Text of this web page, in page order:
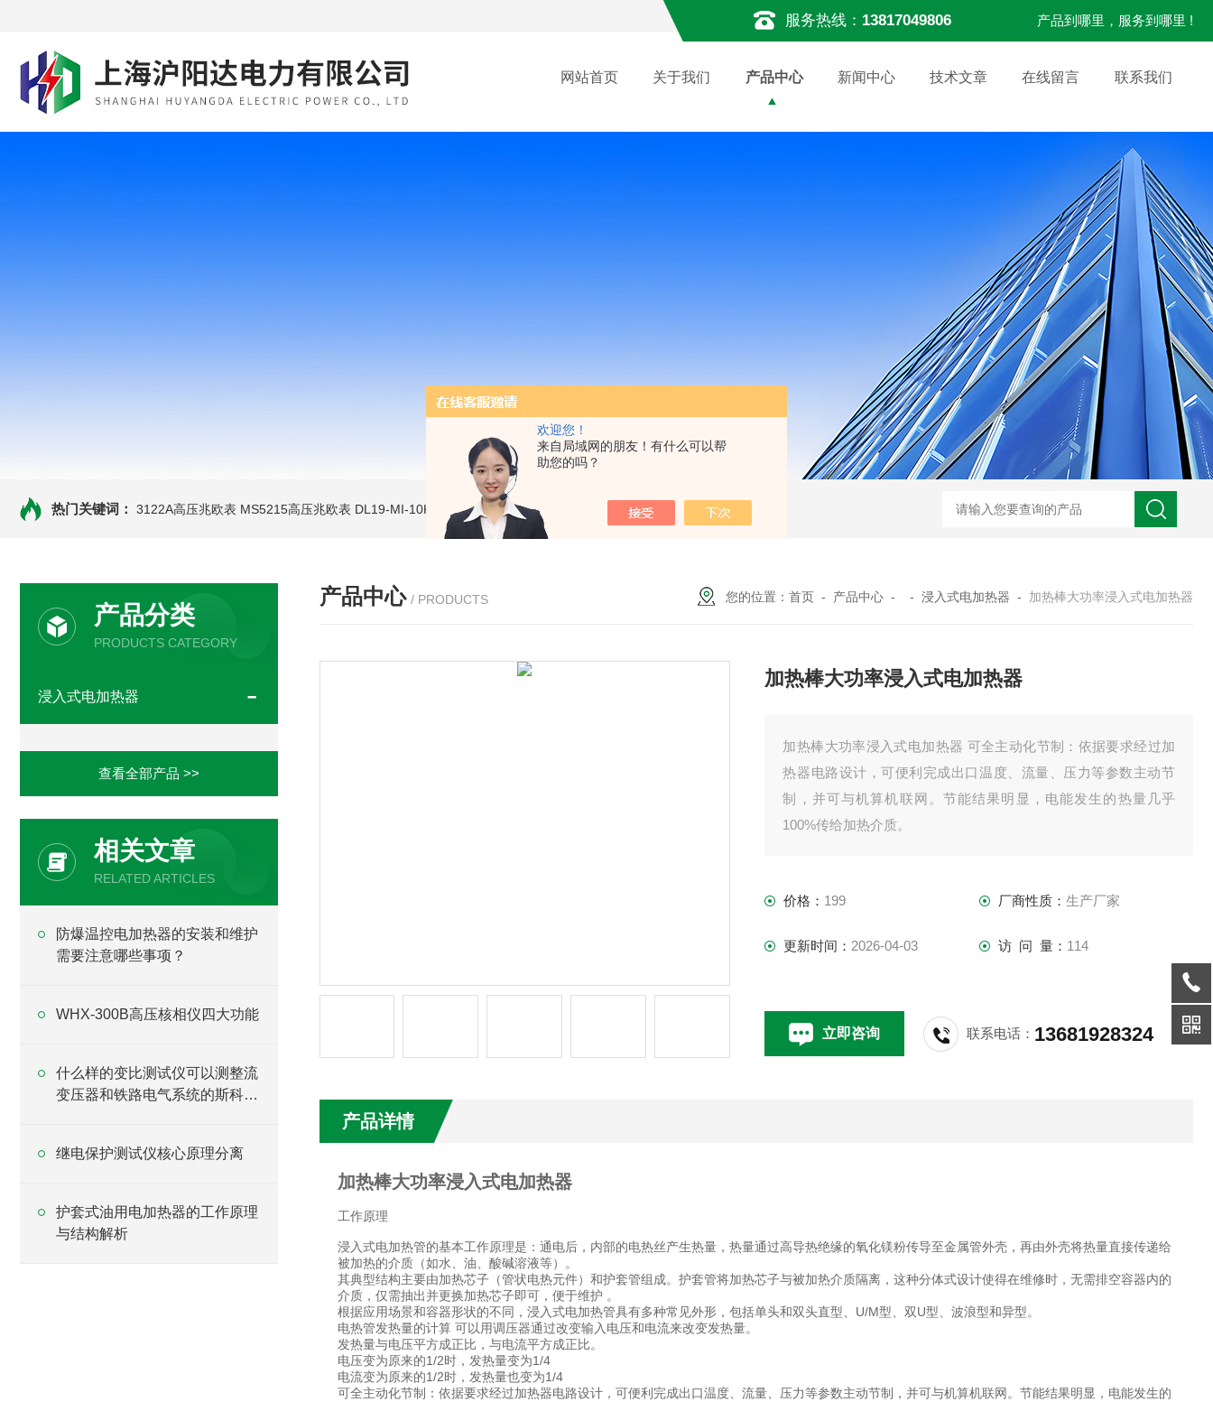
欢迎您！
来自局域网的朋友！有什么可以帮
助您的吗？
服务热线： 13817049806 产品到哪里，服务到哪里 !
网站首页 关于我们 产品中心 新闻中心 技术文章 在线留言 联系我们
热门关键词： 3122A高压兆欧表 MS5215高压兆欧表 DL19-MI-10KVe 高压兆欧表 5000V数字高压兆欧表 CS2077型CS2077高压兆欧表校验仪 GM-5KV-20KV型可调高压兆欧表GM-5KV-20KV nl3203型
产品分类
PRODUCTS CATEGORY
浸入式电加热器
查看全部产品 >>
相关文章
RELATED ARTICLES
防爆温控电加热器的安装和维护
需要注意哪些事项？
WHX-300B高压核相仪四大功能
什么样的变比测试仪可以测整流
变压器和铁路电气系统的斯科特
继电保护测试仪核心原理分离
护套式油用电加热器的工作原理
与结构解析
产品中心 / PRODUCTS 您的位置： 首页 - 产品中心 - - 浸入式电加热器 - 加热棒大功率浸入式电加热器
加热棒大功率浸入式电加热器
加热棒大功率浸入式电加热器 可全主动化节制：依据要求经过加
热器电路设计，可便利完成出口温度、流量、压力等参数主动节
制，并可与机算机联网。节能结果明显，电能发生的热量几乎
100%传给加热介质。
价格： 199 厂商性质： 生产厂家
更新时间： 2026-04-03 访 问 量： 114
立即咨询 联系电话： 13681928324
产品详情
加热棒大功率浸入式电加热器
工作原理
浸入式电加热管的基本工作原理是：通电后，内部的电热丝产生热量，热量通过高导热绝缘的氧化镁粉传导至金属管外壳，再由外壳将热量直接传递给
被加热的介质（如水、油、酸碱溶液等）。
其典型结构主要由加热芯子（管状电热元件）和护套管组成。护套管将加热芯子与被加热介质隔离，这种分体式设计使得在维修时，无需排空容器内的
介质，仅需抽出并更换加热芯子即可，便于维护 。
根据应用场景和容器形状的不同，浸入式电加热管具有多种常见外形，包括单头和双头直型、U/M型、双U型、波浪型和异型。
电热管发热量的计算 可以用调压器通过改变输入电压和电流来改变发热量。
发热量与电压平方成正比，与电流平方成正比。
电压变为原来的1/2时，发热量变为1/4
电流变为原来的1/2时，发热量也变为1/4
可全主动化节制：依据要求经过加热器电路设计，可便利完成出口温度、流量、压力等参数主动节制，并可与机算机联网。节能结果明显，电能发生的